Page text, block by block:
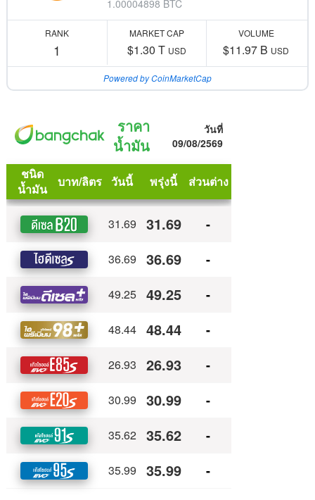
1.00004898 BTC
RANK
1
MARKET CAP
$1.30 T USD
VOLUME
$11.97 B USD
Powered by CoinMarketCap